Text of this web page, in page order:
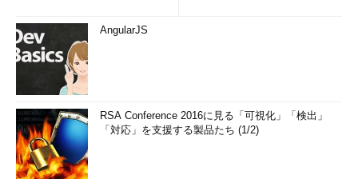
AngularJS
RSA Conference 2016に見る「可視化」「検出」
「対応」を支援する製品たち (1/2)